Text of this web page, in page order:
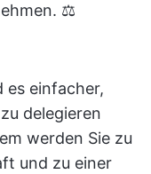
⚖️
es einfacher,
delegieren
werden Sie zu
und zu einer